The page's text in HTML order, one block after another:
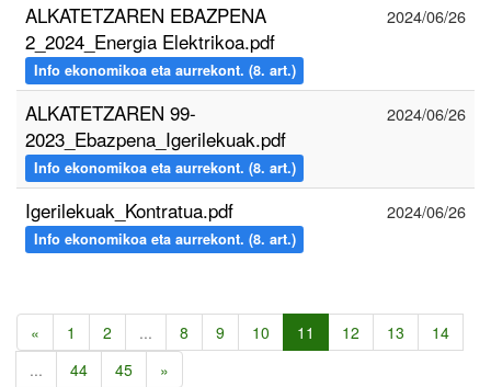
ALKATETZAREN EBAZPENA
2_2024_Energia Elektrikoa.pdf
Info ekonomikoa eta aurrekont. (8. art.)
2024/06/26
ALKATETZAREN 99-
2023_Ebazpena_Igerilekuak.pdf
Info ekonomikoa eta aurrekont. (8. art.)
2024/06/26
Igerilekuak_Kontratua.pdf
Info ekonomikoa eta aurrekont. (8. art.)
2024/06/26
« 1 2 ... 8 9 10 11 12 13
14
...
44 45 »